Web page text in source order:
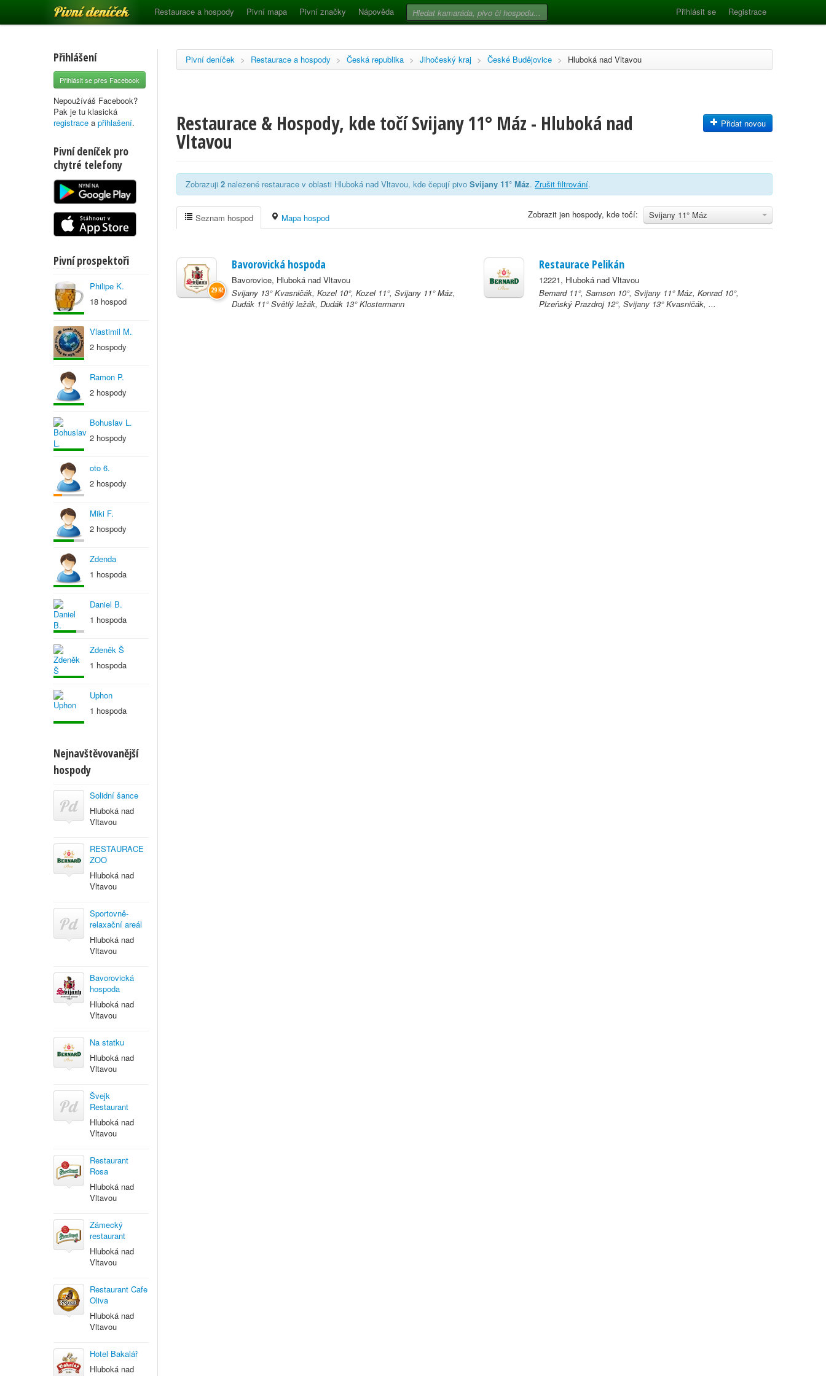
Pivní deníček Restaurace a hospody Pivní mapa Pivní značky Nápověda Přihlásit se Registrace
Přihlášení
Přihlásit se přes Facebook
Nepoužíváš Facebook?
Pak je tu klasická
registrace a přihlašení.
Pivní deníček pro
chytré telefony
Pivní prospektoři
Philipe K.
18 hospod
Vlastimil M.
2 hospody
Ramon P.
2 hospody
Bohuslav L.
2 hospody
oto 6.
2 hospody
Miki F.
2 hospody
Zdenda
1 hospoda
Daniel B.
1 hospoda
Zdeněk Š
1 hospoda
Uphon
1 hospoda
Nejnavštěvovanější
hospody
Solidní šance
Hluboká nad
Vltavou
RESTAURACE
ZOO
Hluboká nad
Vltavou
Sportovně-
relaxační areál
Hluboká nad
Vltavou
Bavorovická
hospoda
Hluboká nad
Vltavou
Na statku
Hluboká nad
Vltavou
Švejk
Restaurant
Hluboká nad
Vltavou
Restaurant
Rosa
Hluboká nad
Vltavou
Zámecký
restaurant
Hluboká nad
Vltavou
Restaurant Cafe
Oliva
Hluboká nad
Vltavou
Hotel Bakalář
Hluboká nad
Pivní deníček > Restaurace a hospody > Česká republika > Jihočeský kraj > České Budějovice > Hluboká nad Vltavou
Restaurace & Hospody, kde točí Svijany 11° Máz - Hluboká nad
Vltavou
Přidat novou
Zobrazuji 2 nalezené restaurace v oblasti Hluboká nad Vltavou, kde čepují pivo Svijany 11° Máz. Zrušit filtrování.
Svijany 11° Máz
Zobrazit jen hospody, kde točí:
Seznam hospod Mapa hospod
Bavorovická hospoda
Bavorovice, Hluboká nad Vltavou
Svijany 13° Kvasničák, Kozel 10°, Kozel 11°, Svijany 11° Máz,
Dudák 11° Světlý ležák, Dudák 13° Klostermann
29 Kč
Restaurace Pelikán
12221, Hluboká nad Vltavou
Bernard 11°, Samson 10°, Svijany 11° Máz, Konrad 10°,
Plzeňský Prazdroj 12°, Svijany 13° Kvasničák, ...